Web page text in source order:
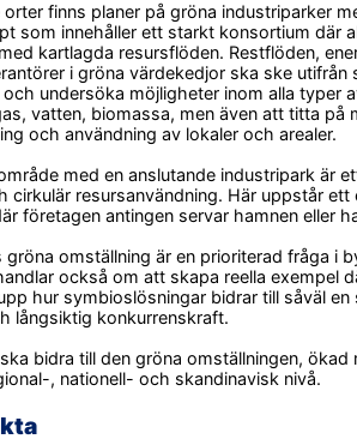
orter finns planer på gröna industriparker
som innehåller ett starkt konsortium där
kartlagda resursflöden. Restflöden,
i gröna värdekedjor ska ske
undersöka möjligheter inom alla typer
vatten, biomassa, men även att titta på
och användning av lokaler och arealer.
med en anslutande industripark är
cirkulär resursanvändning. Här uppstår
företagen antingen servar hamnen eller
gröna omställning är en prioriterad fråga i
också om att skapa reella exempel
hur symbioslösningar bidrar till såväl
långsiktig konkurrenskraft.
bidra till den gröna omställningen,
, nationell- och skandinavisk nivå.